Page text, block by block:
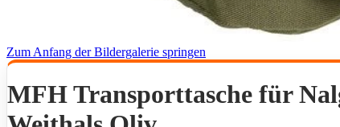
Zum Anfang der Bildergalerie springen
MFH Transporttasche für